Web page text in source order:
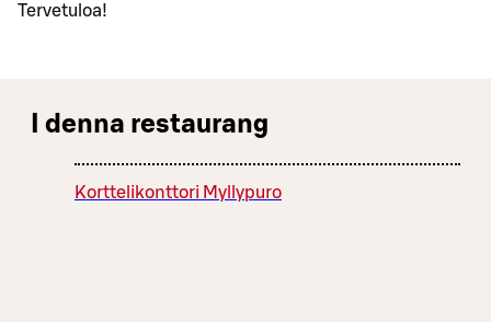
Tervetuloa!
I denna restaurang
Korttelikonttori Myllypuro